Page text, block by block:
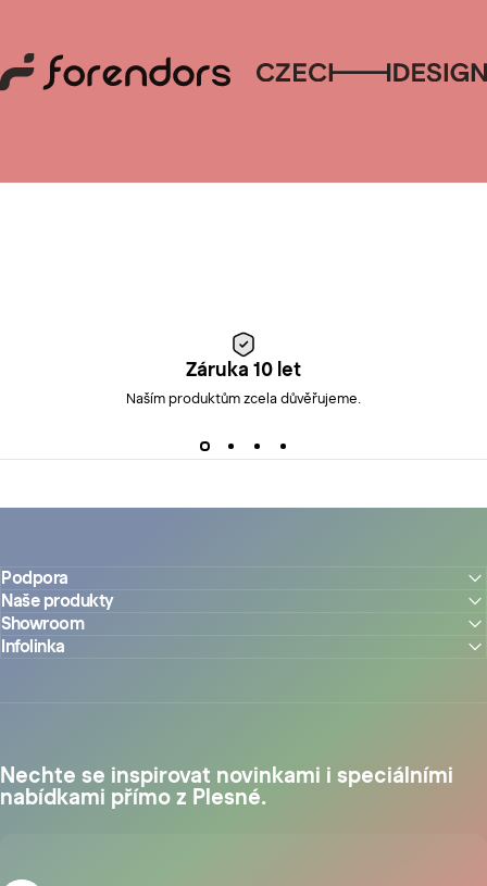
Záruka 10 let
Naším produktům zcela důvěřujeme.
Podpora
Naše produkty
Showroom
Infolinka
Nechte se inspirovat novinkami i speciálními
nabídkami přímo z Plesné.